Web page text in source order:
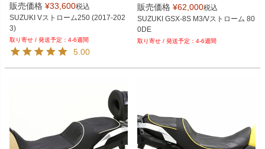
販売価格 ¥33,600税込
SUZUKI Vストローム250 (2017-202
3)
4-6週間
5.00
gbr_EC-GSX-8S-M3-SET-GBR
販売価格 ¥62,000税込
SUZUKI GSX-8S M3/Vストローム 80
0DE
4-6週間